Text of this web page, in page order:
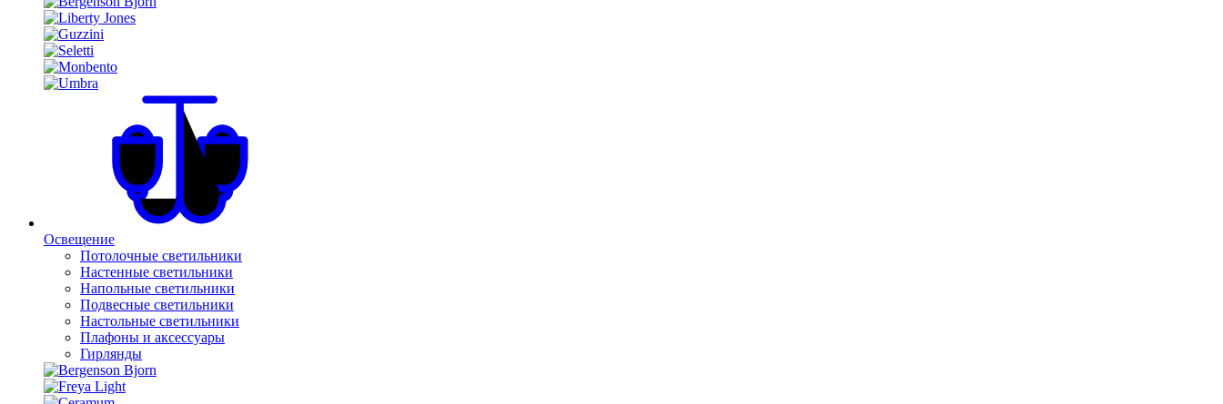
Освещение
Потолочные светильники
Настенные светильники
Напольные светильники
Подвесные светильники
Настольные светильники
Плафоны и аксессуары
Гирлянды